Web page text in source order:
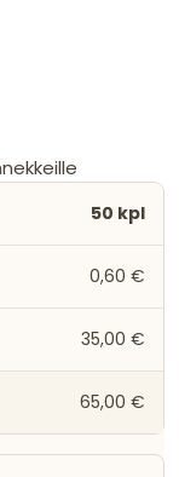
50 kpl
0,60 €
35,00 €
65,00 €